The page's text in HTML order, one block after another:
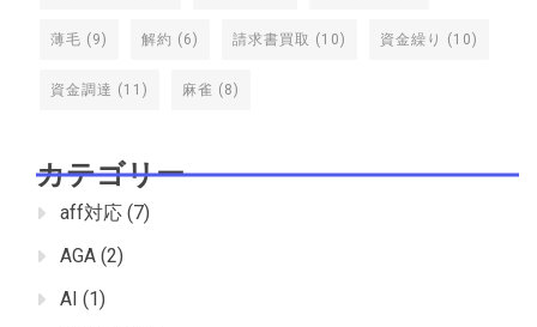
薄毛 (9) 解約 (6) 請求書買取 (10) 資金繰り (10)
資金調達 (11) 麻雀 (8)
カテゴリー
aff対応 (7)
AGA (2)
AI (1)